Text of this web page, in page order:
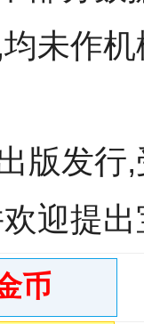
未作
版发行
迎提
币